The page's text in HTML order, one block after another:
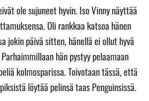
ole sujuneet hyvin. Iso Vinny näyttää
Oli rankkaa katsoa hänen
jokin päivä sitten, hänellä ei ollut hyvä
hän pystyy pelaamaan
kolmosparissa. Toivotaan tässä, että
löytää pelinsä taas Penguinsissä.